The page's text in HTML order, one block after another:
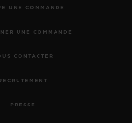
UNE COMMANDE
UNE COMMANDE
CONTACTER
RECRUTEMENT
PRESSE